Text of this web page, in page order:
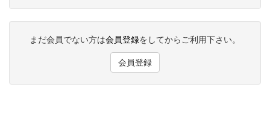
まだ会員でない方は会員登録をしてからご利用下さい。
会員登録